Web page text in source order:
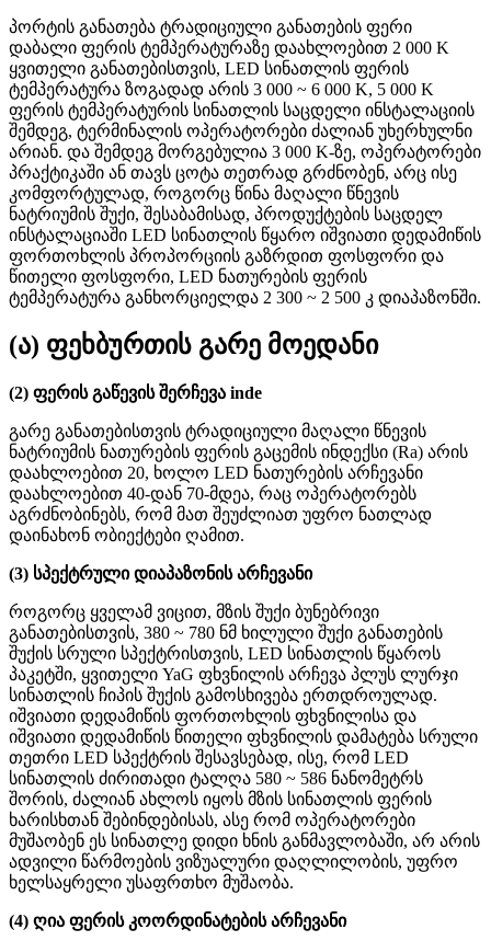
პორტის განათება ტრადიციული განათების ფერი
დაბალი ფერის ტემპერატურაზე დაახლოებით 2 000 K
ყვითელი განათებისთვის, LED სინათლის ფერის
ტემპერატურა ზოგადად არის 3 000 ~ 6 000 K, 5 000 K
ფერის ტემპერატურის სინათლის საცდელი ინსტალაციის
შემდეგ, ტერმინალის ოპერატორები ძალიან უხერხულნი
არიან. და შემდეგ მორგებულია 3 000 K-ზე, ოპერატორები
პრაქტიკაში ან თავს ცოტა თეთრად გრძნობენ, არც ისე
კომფორტულად, როგორც წინა მაღალი წნევის
ნატრიუმის შუქი, შესაბამისად, პროდუქტების საცდელ
ინსტალაციაში LED სინათლის წყარო იშვიათი დედამიწის
ფორთოხლის პროპორციის გაზრდით ფოსფორი და
წითელი ფოსფორი, LED ნათურების ფერის
ტემპერატურა განხორციელდა 2 300 ~ 2 500 კ დიაპაზონში.
(ა) ფეხბურთის გარე მოედანი
(2) ფერის გაწევის შერჩევა inde
გარე განათებისთვის ტრადიციული მაღალი წნევის
ნატრიუმის ნათურების ფერის გაცემის ინდექსი (Ra) არის
დაახლოებით 20, ხოლო LED ნათურების არჩევანი
დაახლოებით 40-დან 70-მდეა, რაც ოპერატორებს
აგრძნობინებს, რომ მათ შეუძლიათ უფრო ნათლად
დაინახონ ობიექტები ღამით.
(3) სპექტრული დიაპაზონის არჩევანი
როგორც ყველამ ვიცით, მზის შუქი ბუნებრივი
განათებისთვის, 380 ~ 780 ნმ ხილული შუქი განათების
შუქის სრული სპექტრისთვის, LED სინათლის წყაროს
პაკეტში, ყვითელი YaG ფხვნილის არჩევა პლუს ლურჯი
სინათლის ჩიპის შუქის გამოსხივება ერთდროულად.
იშვიათი დედამიწის ფორთოხლის ფხვნილისა და
იშვიათი დედამიწის წითელი ფხვნილის დამატება სრული
თეთრი LED სპექტრის შესავსებად, ისე, რომ LED
სინათლის ძირითადი ტალღა 580 ~ 586 ნანომეტრს
შორის, ძალიან ახლოს იყოს მზის სინათლის ფერის
ხარისხთან შებინდებისას, ასე რომ ოპერატორები
მუშაობენ ეს სინათლე დიდი ხნის განმავლობაში, არ არის
ადვილი წარმოების ვიზუალური დაღლილობის, უფრო
ხელსაყრელი უსაფრთხო მუშაობა.
(4) ღია ფერის კოორდინატების არჩევანი